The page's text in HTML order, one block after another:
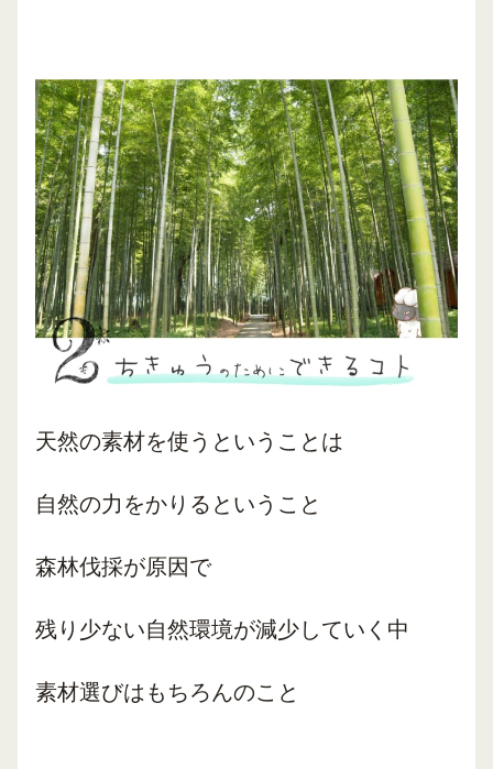
天然の素材を使うということは
自然の力をかりるということ
森林伐採が原因で
残り少ない自然環境が減少していく中
素材選びはもちろんのこと